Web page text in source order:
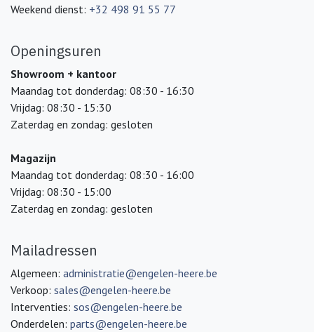
Weekend dienst: +32 498 91 55 77
Openingsuren
Showroom + kantoor
Maandag tot donderdag: 08:30 - 16:30
Vrijdag: 08:30 - 15:30
Zaterdag en zondag: gesloten
Magazijn
Maandag tot donderdag: 08:30 - 16:00
Vrijdag: 08:30 - 15:00
Zaterdag en zondag: gesloten
Mailadressen
Algemeen: administratie@engelen-heere.be
Verkoop: sales@engelen-heere.be
Interventies: sos@engelen-heere.be
Onderdelen: parts@engelen-heere.be